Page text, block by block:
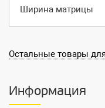
Ширина матрицы
Остальные товары
Информация